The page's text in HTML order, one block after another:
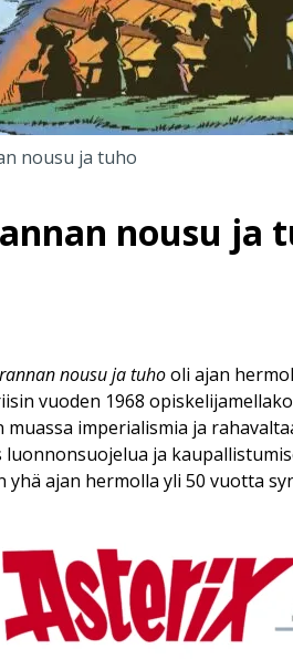
nousu ja tuho
nousu ja
nousu ja tuhooli ajan
vuoden 1968
imperialismia ja
ja
yhä ajan hermolla yli 50 vuotta